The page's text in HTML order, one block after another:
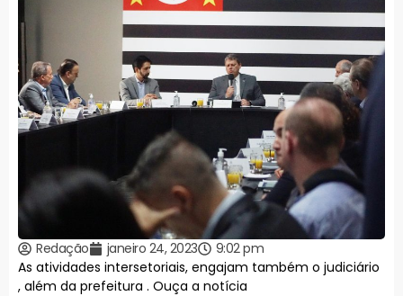
Redação janeiro 24, 2023
9:02 pm
As atividades intersetoriais, engajam também o judiciário
, além da prefeitura . Ouça a notícia